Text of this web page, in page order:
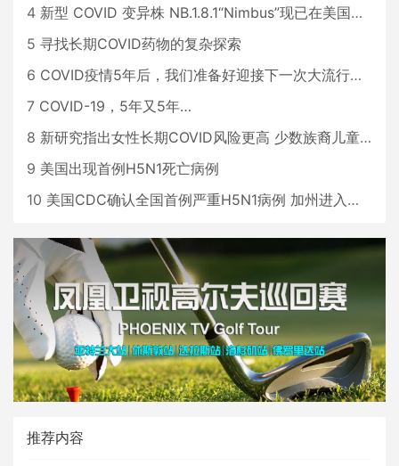
4 新型 COVID 变异株 NB.1.8.1“Nimbus”现已在美国占据主导地位
5 寻找长期COVID药物的复杂探索
6 COVID疫情5年后，我们准备好迎接下一次大流行了吗？
7 COVID-19，5年又5年…
8 新研究指出女性长期COVID风险更高 少数族裔儿童存在差异
9 美国出现首例H5N1死亡病例
10 美国CDC确认全国首例严重H5N1病例 加州进入紧急状态
推荐内容